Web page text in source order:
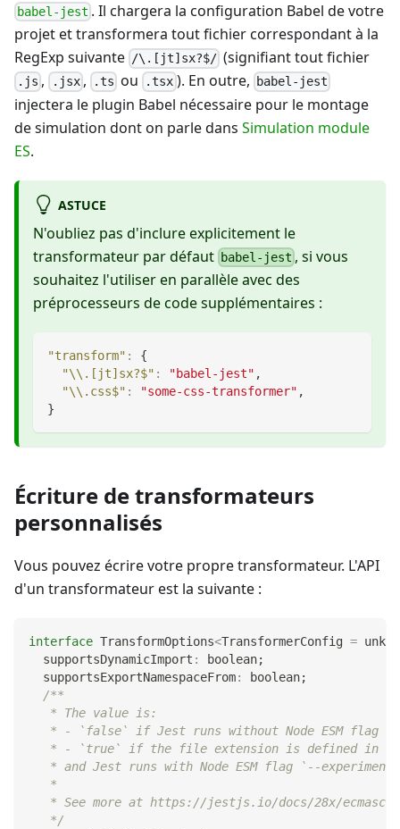
babel-jest . Il chargera la configuration Babel de votre
projet et transformera tout fichier correspondant à la
RegExp suivante /\.[jt]sx?$/ (signifiant tout fichier
.js , .jsx, .ts ou .tsx ). En outre, babel-jest
injectera le plugin Babel nécessaire pour le montage
de simulation dont on parle dans Simulation module
ES.
ASTUCE
N'oubliez pas d'inclure explicitement le
transformateur par défaut babel-jest , si vous
souhaitez l'utiliser en parallèle avec des
préprocesseurs de code supplémentaires :
"transform" :
{
"\\.[jt]sx?$" : "babel-jest" ,
"\\.css$" : "some-css-transformer" ,
}
Écriture de transformateurs
personnalisés
Vous pouvez écrire votre propre transformateur. L'API
d'un transformateur est la suivante :
interface TransformOptions<TransformerConfig =
  supportsDynamicImport
: boolean;
  supportsExportNamespaceFrom
: boolean;
/**
   * The value is:
* - `false` if Jest runs without Node ESM flag
* - `true` if the file extension is defined in
* and Jest runs with Node ESM flag `--
   *
* See more at https://jestjs.io/docs/28x/
   */